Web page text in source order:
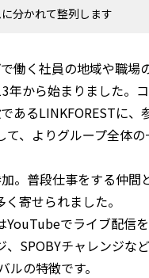
分かれて整列します
働く社員の地域や職
から始まりました。
あるLINKFORESTに
、よりグループ全体
。普段仕事をする仲
寄せられました。
でライブ配信
SPOBYチャレンジ
の特徴です。